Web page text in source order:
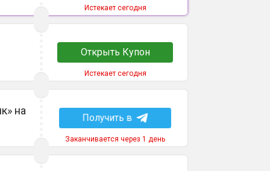
Истекает сегодня
Открыть Купон
Истекает сегодня
на
Получить в
Заканчивается через 1 день